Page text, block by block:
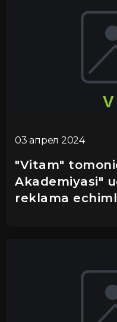
03 апрел 2024
"Vitam"
Akademiyasi"
reklama